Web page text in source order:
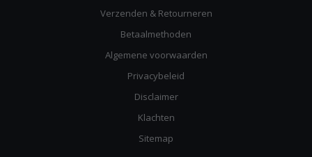
Verzenden & Retourneren
Betaalmethoden
Algemene voorwaarden
Privacybeleid
Disclaimer
Klachten
Sitemap